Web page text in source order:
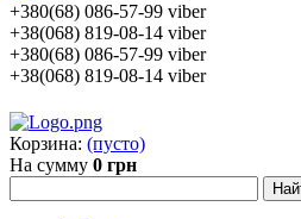
+380(68) 086-57-99 viber
+38(068) 819-08-14 viber
+380(68) 086-57-99 viber
+38(068) 819-08-14 viber
Корзина: (пусто)
На сумму 0 грн